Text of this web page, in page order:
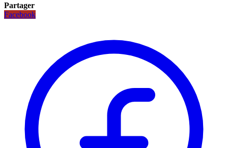
Partager
Facebook